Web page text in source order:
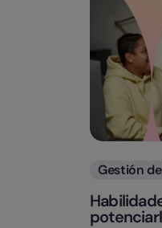
Categorias
Gestión